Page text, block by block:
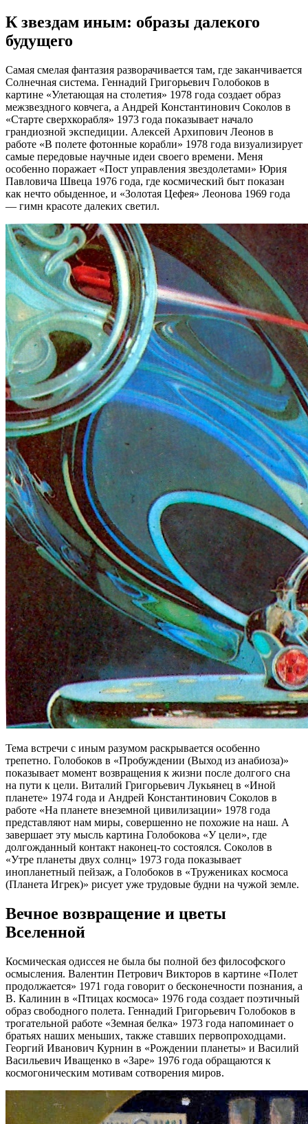
К звездам иным: образы далекого
будущего
Самая смелая фантазия разворачивается там, где заканчивается
Солнечная система. Геннадий Григорьевич Голобоков в
картине «Улетающая на столетия» 1978 года создает образ
межзвездного ковчега, а Андрей Константинович Соколов в
«Старте сверхкорабля» 1973 года показывает начало
грандиозной экспедиции. Алексей Архипович Леонов в
работе «В полете фотонные корабли» 1978 года визуализирует
самые передовые научные идеи своего времени. Меня
особенно поражает «Пост управления звездолетами» Юрия
Павловича Швеца 1976 года, где космический быт показан
как нечто обыденное, и «Золотая Цефея» Леонова 1969 года
— гимн красоте далеких светил.
Тема встречи с иным разумом раскрывается особенно
трепетно. Голобоков в «Пробуждении (Выход из анабиоза)»
показывает момент возвращения к жизни после долгого сна
на пути к цели. Виталий Григорьевич Лукьянец в «Иной
планете» 1974 года и Андрей Константинович Соколов в
работе «На планете внеземной цивилизации» 1978 года
представляют нам миры, совершенно не похожие на наш. А
завершает эту мысль картина Голобокова «У цели», где
долгожданный контакт наконец-то состоялся. Соколов в
«Утре планеты двух солнц» 1973 года показывает
инопланетный пейзаж, а Голобоков в «Тружениках космоса
(Планета Игрек)» рисует уже трудовые будни на чужой земле.
Вечное возвращение и цветы
Вселенной
Космическая одиссея не была бы полной без философского
осмысления. Валентин Петрович Викторов в картине «Полет
продолжается» 1971 года говорит о бесконечности познания, а
В. Калинин в «Птицах космоса» 1976 года создает поэтичный
образ свободного полета. Геннадий Григорьевич Голобоков в
трогательной работе «Земная белка» 1973 года напоминает о
братьях наших меньших, также ставших первопроходцами.
Георгий Иванович Курнин в «Рождении планеты» и Василий
Васильевич Иващенко в «Заре» 1976 года обращаются к
космогоническим мотивам сотворения миров.